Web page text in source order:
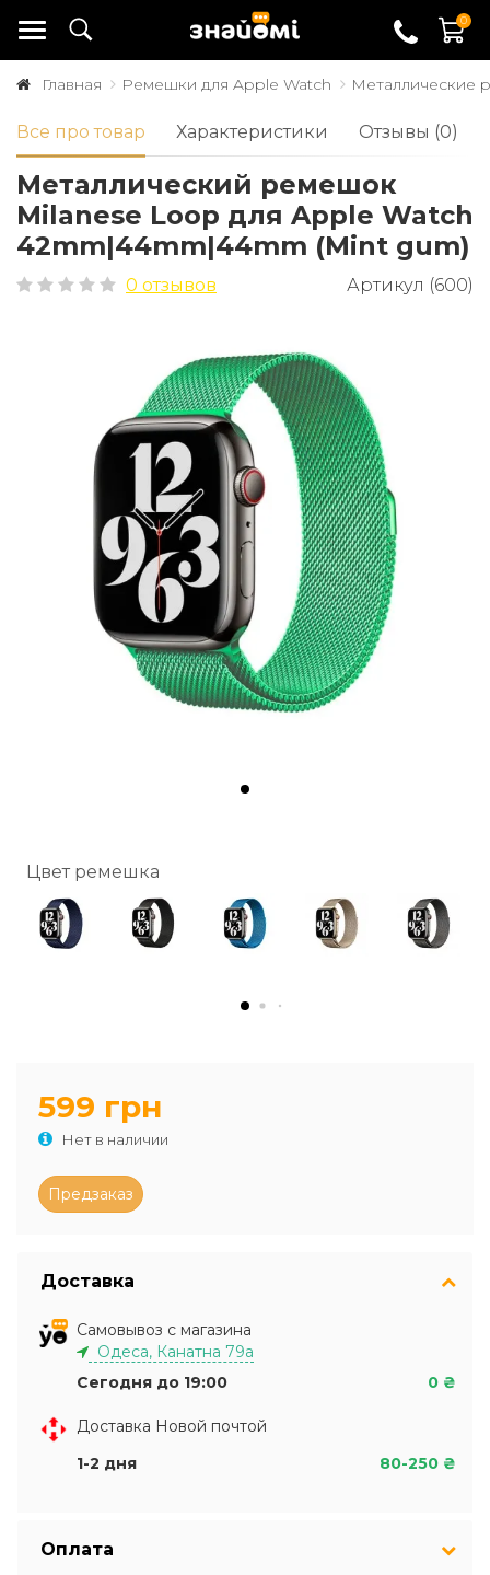
0
Главная Ремешки для Apple Watch Металлические
Все про товар Характеристики Отзывы (0)
Металлический ремешок
Milanese Loop для Apple Watch
42mm|44mm|44mm (Mint gum)
0 отзывов Артикул (600)
Цвет ремешка
599 грн
Нет в наличии
Доставка
Самовывоз с магазина
Одеса, Канатна 79а
Сегодня до 19:00
0 ₴
Доставка Новой почтой
1-2 дня
80-250 ₴
Оплата